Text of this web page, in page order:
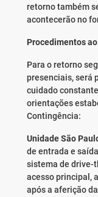
retorno também
acontecerão no
Procedimentos
Para o retorno
presenciais, será
cuidado
orientações
Contingência:
Unidade São
de entrada e
sistema de drive-
acesso principal,
após a aferição